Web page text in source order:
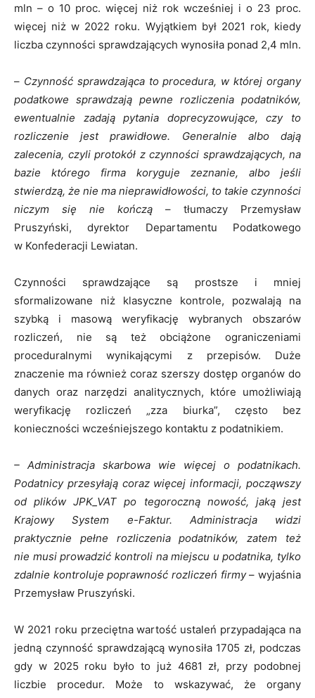
mln – o 10 proc. więcej niż rok wcześniej i o 23 proc.
więcej niż w 2022 roku. Wyjątkiem był 2021 rok, kiedy
liczba czynności sprawdzających wynosiła ponad 2,4 mln.
– Czynność sprawdzająca to procedura, w której organy
podatkowe sprawdzają pewne rozliczenia podatników,
ewentualnie zadają pytania doprecyzowujące, czy to
rozliczenie jest prawidłowe. Generalnie albo dają
zalecenia, czyli protokół z czynności sprawdzających, na
bazie którego firma koryguje zeznanie, albo jeśli
stwierdzą, że nie ma nieprawidłowości, to takie czynności
niczym się nie kończą – tłumaczy Przemysław
Pruszyński, dyrektor Departamentu Podatkowego
w Konfederacji Lewiatan.
Czynności sprawdzające są prostsze i mniej
sformalizowane niż klasyczne kontrole, pozwalają na
szybką i masową weryfikację wybranych obszarów
rozliczeń, nie są też obciążone ograniczeniami
proceduralnymi wynikającymi z przepisów. Duże
znaczenie ma również coraz szerszy dostęp organów do
danych oraz narzędzi analitycznych, które umożliwiają
weryfikację rozliczeń „zza biurka”, często bez
konieczności wcześniejszego kontaktu z podatnikiem.
– Administracja skarbowa wie więcej o podatnikach.
Podatnicy przesyłają coraz więcej informacji, począwszy
od plików JPK_VAT po tegoroczną nowość, jaką jest
Krajowy System e-Faktur. Administracja widzi
praktycznie pełne rozliczenia podatników, zatem też
nie musi prowadzić kontroli na miejscu u podatnika, tylko
zdalnie kontroluje poprawność rozliczeń firmy– wyjaśnia
Przemysław Pruszyński.
W 2021 roku przeciętna wartość ustaleń przypadająca na
jedną czynność sprawdzającą wynosiła 1705 zł, podczas
gdy w 2025 roku było to już 4681 zł, przy podobnej
liczbie procedur. Może to wskazywać, że organy